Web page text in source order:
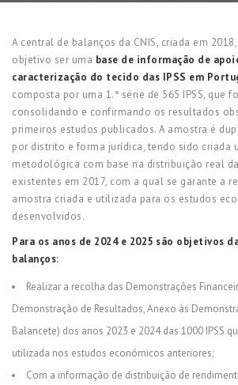
A central de balanços da CNIS, criada em
objetivo ser uma base de informação de
caracterização do tecido das IPSS em
composta por uma 1.ª série de 565 IPSS, que
consolidando e confirmando os resultados
primeiros estudos publicados. A amostra é
por distrito e forma jurídica, tendo sido criada
metodológica com base na distribuição real
existentes em 2017, com a qual se garante a
amostra criada e utilizada para os estudos
desenvolvidos.
Para os anos de 2024 e 2025 são objetivos
balanços:
Realizar a recolha das Demonstrações
Demonstração de Resultados, Anexo às
Balancete) dos anos 2023 e 2024 das 1000 IPSS
utilizada nos estudos económicos anteriores;
Com a informação de distribuição de